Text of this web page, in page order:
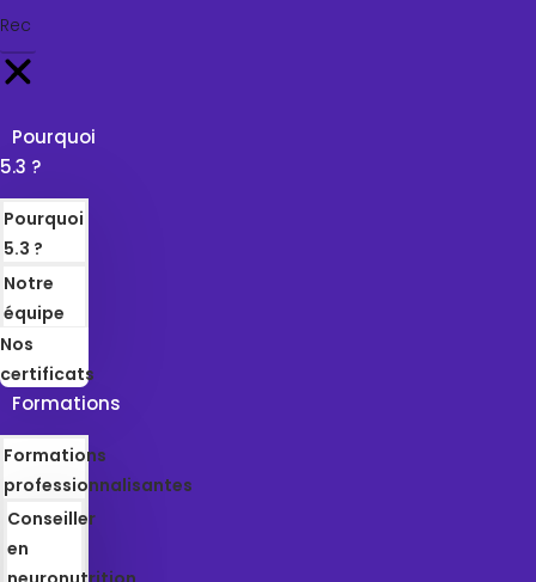
Pourquoi
5.3 ?
Pourquoi
5.3 ?
Notre
équipe
Nos
certificats
Formations
Formations
professionnalisantes
Conseiller
en